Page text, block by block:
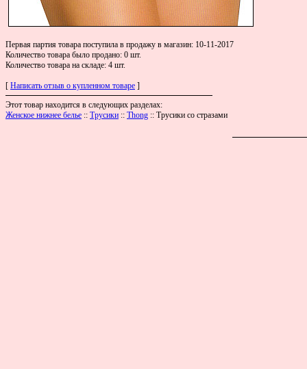
Первая партия товара поступила в продажу в магазин: 10-11-2017
Количество товара было продано: 0 шт.
Количество товара на складе: 4 шт.
[ Написать отзыв о купленном товаре ]
Этот товар находится в следующих разделах:
Женское нижнее белье :: Трусики :: Thong :: Трусики со стразами